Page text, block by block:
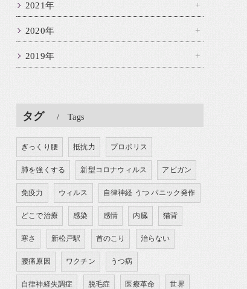
2021年
2020年
2019年
タグ Tags
ぎっくり腰 抵抗力 プロポリス
肺を強くする 新型コロナウィルス アビガン
免疫力 ウィルス 自律神経 うつ パニック発作
どこで治療 感染 感情 内臓 猫背
寒さ 新松戸駅 首のこり 治らない
腰痛原因 ワクチン うつ病
自律神経失調症 脱毛症 医療革命 世界